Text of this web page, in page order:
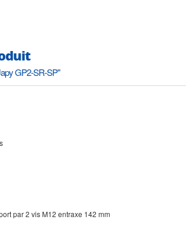
GP2-SR-SP"
par 2 vis M12 entraxe 142 mm